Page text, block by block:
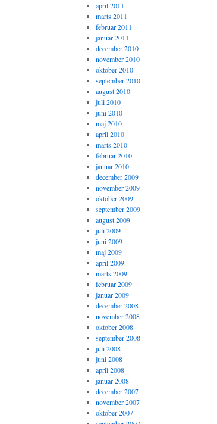
april 2011
marts 2011
februar 2011
januar 2011
december 2010
november 2010
oktober 2010
september 2010
august 2010
juli 2010
juni 2010
maj 2010
april 2010
marts 2010
februar 2010
januar 2010
december 2009
november 2009
oktober 2009
september 2009
august 2009
juli 2009
juni 2009
maj 2009
april 2009
marts 2009
februar 2009
januar 2009
december 2008
november 2008
oktober 2008
september 2008
juli 2008
juni 2008
april 2008
januar 2008
december 2007
november 2007
oktober 2007